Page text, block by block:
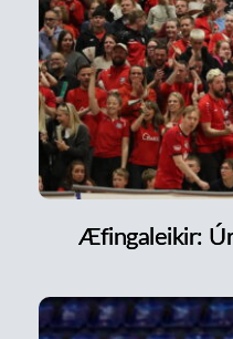
Æfingaleikir: